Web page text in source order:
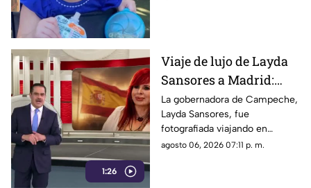
1:26
Viaje de lujo de Layda
Sansores a Madrid:
captada junto a su
hermana del DIF
estatal
La gobernadora de Campeche,
Layda Sansores, fue
fotografiada viajando en
primera clase a Madrid,
agosto 06, 2026 07:11 p. m.